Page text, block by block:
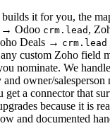
it for you, the
→ Odoo crm.lead ,
Deals → crm.lead
custom Zoho field
nominate. We
owner/
get a connector that
because it is
and documented